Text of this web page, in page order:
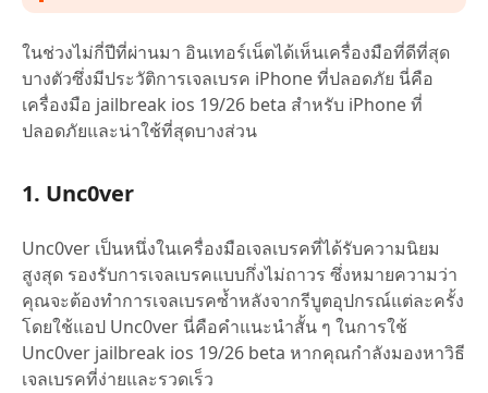
ในช่วงไม่กี่ปีที่ผ่านมา อินเทอร์เน็ตได้เห็นเครื่องมือที่ดีที่สุด
บางตัวซึ่งมีประวัติการเจลเบรค iPhone ที่ปลอดภัย นี่คือ
เครื่องมือ jailbreak ios 19/26 beta สำหรับ iPhone ที่
ปลอดภัยและน่าใช้ที่สุดบางส่วน
1. Unc0ver
Unc0ver เป็นหนึ่งในเครื่องมือเจลเบรคที่ได้รับความนิยม
สูงสุด รองรับการเจลเบรคแบบกึ่งไม่ถาวร ซึ่งหมายความว่า
คุณจะต้องทำการเจลเบรคซ้ำหลังจากรีบูตอุปกรณ์แต่ละครั้ง
โดยใช้แอป Unc0ver นี่คือคำแนะนำสั้น ๆ ในการใช้
Unc0ver jailbreak ios 19/26 beta หากคุณกำลังมองหาวิธี
เจลเบรคที่ง่ายและรวดเร็ว